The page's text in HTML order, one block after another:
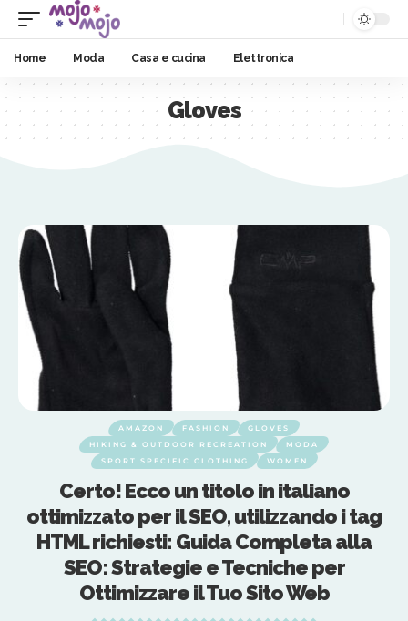
Home Moda Casa e cucina Elettronica
Gloves
AMAZON FASHION
GLOVES
HIKING & OUTDOOR RECREATION
MODA
SPORT SPECIFIC CLOTHING
WOMEN
Certo! Ecco un titolo in italiano
ottimizzato per il SEO, utilizzando i tag
HTML richiesti: Guida Completa alla
SEO: Strategie e Tecniche per
Ottimizzare il Tuo Sito Web